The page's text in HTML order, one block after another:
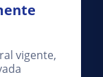
vigente,